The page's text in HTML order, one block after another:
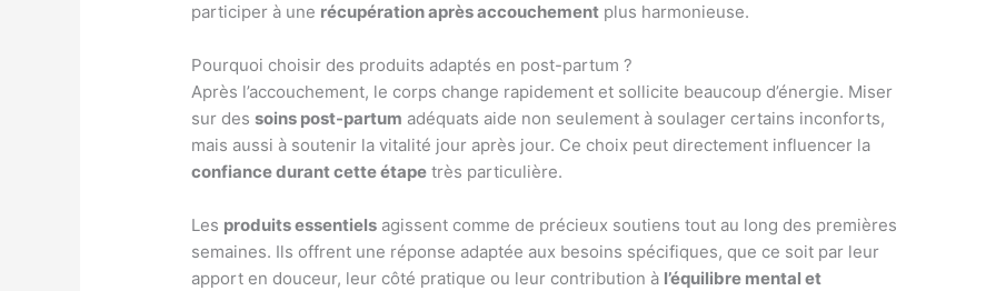
participer à une récupération après accouchement plus harmonieuse.
Pourquoi choisir des produits adaptés en post-partum ?
Après l’accouchement, le corps change rapidement et sollicite beaucoup d’énergie. Miser
sur dessoins post-partum adéquats aide non seulement à soulager certains inconforts,
mais aussi à soutenir la vitalité jour après jour. Ce choix peut directement influencer la
confiance durant cette étape très particulière.
Les produits essentiels agissent comme de précieux soutiens tout au long des premières
semaines. Ils offrent une réponse adaptée aux besoins spécifiques, que ce soit par leur
apport en douceur, leur côté pratique ou leur contribution à l’équilibre mental et